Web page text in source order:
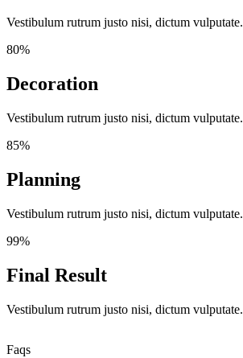
Vestibulum rutrum justo nisi, dictum vulputate.
80%
Decoration
Vestibulum rutrum justo nisi, dictum vulputate.
85%
Planning
Vestibulum rutrum justo nisi, dictum vulputate.
99%
Final Result
Vestibulum rutrum justo nisi, dictum vulputate.
Faqs